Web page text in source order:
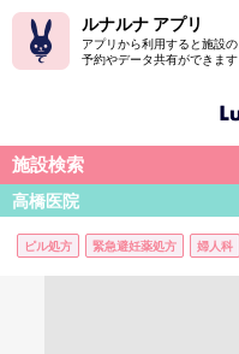
ルナルナ アプリ
アプリから利用すると施設の
予約やデータ共有ができます
施設検索
高橋医院
ピル処方 緊急避妊薬処方 婦人科